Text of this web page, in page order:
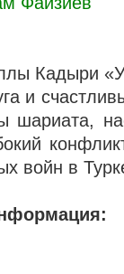
Кадыри
и
шариата,
войн в